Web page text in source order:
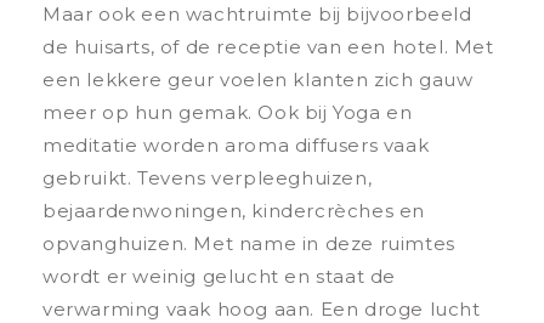
Maar ook een wachtruimte bij bijvoorbeeld
de huisarts, of de receptie van een hotel. Met
een lekkere geur voelen klanten zich gauw
meer op hun gemak. Ook bij Yoga en
meditatie worden aroma diffusers vaak
gebruikt. Tevens verpleeghuizen,
bejaardenwoningen, kindercrèches en
opvanghuizen. Met name in deze ruimtes
wordt er weinig gelucht en staat de
verwarming vaak hoog aan. Een droge lucht